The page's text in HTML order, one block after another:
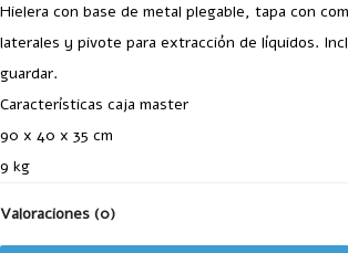
Hielera con base de metal plegable, tapa con
laterales y pivote para extracción de líquidos.
guardar.
Características caja master
90 x 40 x 35 cm
9 kg
Valoraciones (0)